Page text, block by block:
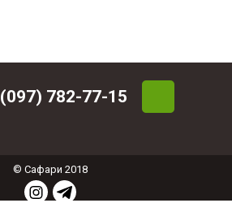
1 833 грн
(097) 782-77-15
© Сафари 2018